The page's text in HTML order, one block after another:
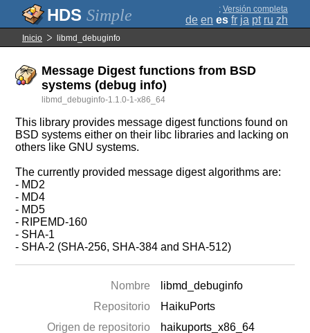
Simple ; Versión completa
de en es fr ja pt ru zh
Inicio libmd_debuginfo
Message Digest functions from BSD
systems (debug info)
libmd_debuginfo-1.1.0-1-x86_64
This library provides message digest functions found on
BSD systems either on their libc libraries and lacking on
others like GNU systems.
The currently provided message digest algorithms are:
- MD2
- MD4
- MD5
- RIPEMD-160
- SHA-1
- SHA-2 (SHA-256, SHA-384 and SHA-512)
Nombre
libmd_debuginfo
Repositorio
HaikuPorts
Origen de repositorio
haikuports_x86_64